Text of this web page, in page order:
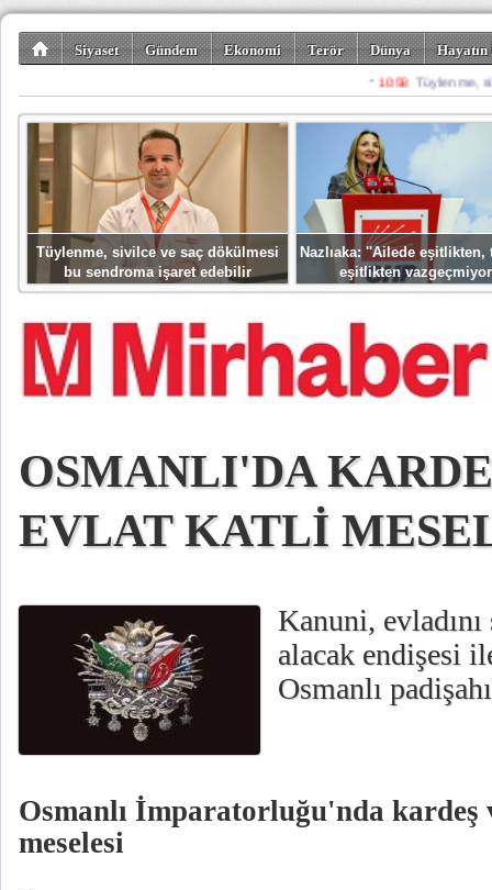
Siyaset Gündem Ekonomi Terör Dünya
Spor Misafir
Tüylenme, sivilce ve saç dökülmesi
bu sendroma işaret edebilir
Nazlıaka: ''Ailede eşitlikten,
eşitlikten
OSMANLI'DA
EVLAT KATLİ
Kanuni,
alacak endişesi
Osmanlı
Osmanlı İmparatorluğu'nda kardeş
meselesi